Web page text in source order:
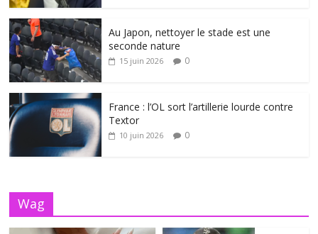
Au Japon, nettoyer le stade est une
seconde nature
15 juin 2026 0
France : l’OL sort l’artillerie lourde contre
Textor
10 juin 2026 0
Wag